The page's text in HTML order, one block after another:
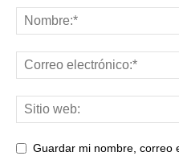
Guardar mi nombre, correo